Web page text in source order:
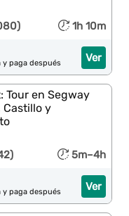
1h 10m
Ver
y paga después
Tour en Segway
Castillo y
5m–4h
Ver
y paga después